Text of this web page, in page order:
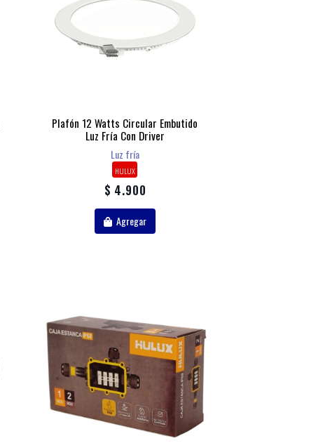
Plafón 12 Watts Circular Embutido
Luz Fría Con Driver
Luz fría
HULUX
$ 4.900
Agregar